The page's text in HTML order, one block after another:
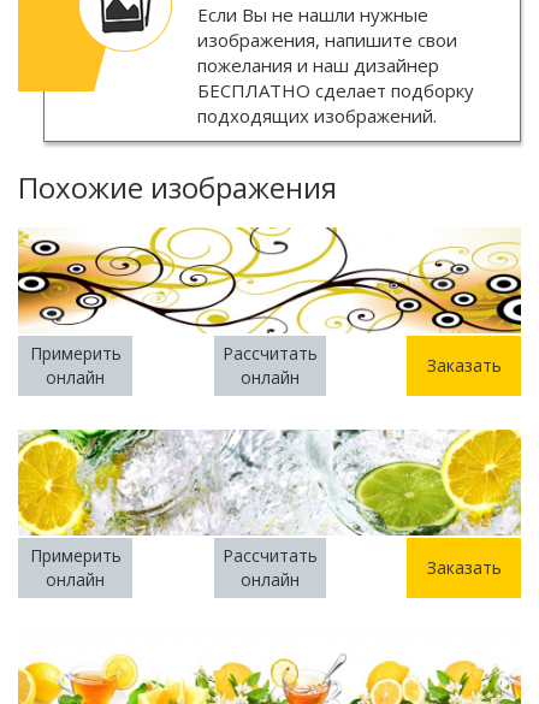
Если Вы не нашли нужные
изображения, напишите свои
пожелания и наш дизайнер
БЕСПЛАТНО сделает подборку
подходящих изображений.
Похожие изображения
Примерить
онлайн
Рассчитать
онлайн
Заказать
Примерить
онлайн
Рассчитать
онлайн
Заказать